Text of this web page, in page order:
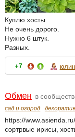
Куплю хосты.
Не очень дорого.
Нужно 6 штук.
Разных.
+7
Обмен в
сад и огород
https://
сортрвые ирисы,